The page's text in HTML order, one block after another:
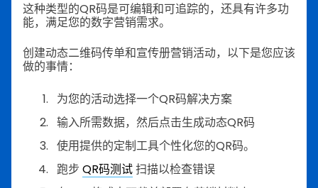
这种类型的QR码是可编辑和可追踪的，还具有许多功
能，满足您的数字营销需求。
创建动态二维码传单和宣传册营销活动，以下是您应该
做的事情：
为您的活动选择一个QR码解决方案
输入所需数据，然后点击生成动态QR码
使用提供的定制工具个性化您的QR码。
跑步 QR码测试扫描以检查错误